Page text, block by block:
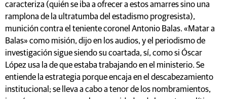
caracteriza (quién se iba a ofrecer a estos amarres sino una
ramplona de la ultratumba del estadismo progresista),
munición contra el teniente coronel Antonio Balas. «Matar a
Balas» como misión, dijo en los audios, y el periodismo de
investigación sigue siendo su coartada, sí, como si Óscar
López usa la de que estaba trabajando en el ministerio. Se
entiende la estrategia porque encaja en el descabezamiento
institucional; se lleva a cabo a tenor de los nombramientos,